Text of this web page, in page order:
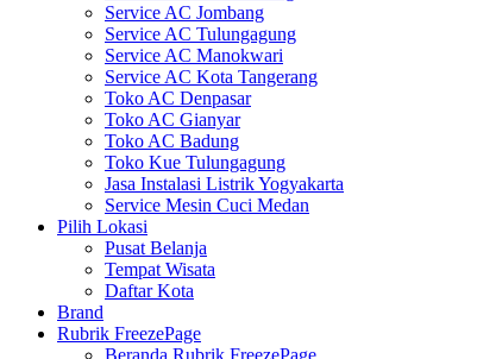
Service AC Jombang
Service AC Tulungagung
Service AC Manokwari
Service AC Kota Tangerang
Toko AC Denpasar
Toko AC Gianyar
Toko AC Badung
Toko Kue Tulungagung
Jasa Instalasi Listrik Yogyakarta
Service Mesin Cuci Medan
Pilih Lokasi
Pusat Belanja
Tempat Wisata
Daftar Kota
Brand
Rubrik FreezePage
Beranda Rubrik FreezePage